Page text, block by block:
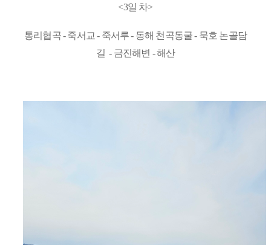
<3일 차>
통리협곡 - 죽서교 - 죽서루 - 동해 천곡동굴 - 묵호 논골담
길 - 금진해변 - 해산